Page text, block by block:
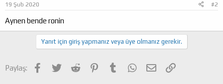
19 Şub 2020 #2
Aynen bende ronin
Yanıt için giriş yapmanız veya üye olmanız gerekir.
Paylaş: Facebook
TwitterReddit PinterestTumblrWhatsApp
E-postaLink